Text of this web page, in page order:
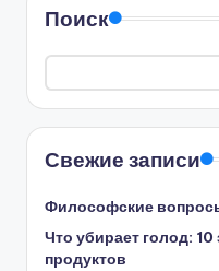
Поиск
Свежие записи
Философские
Что убирает голод:
продуктов